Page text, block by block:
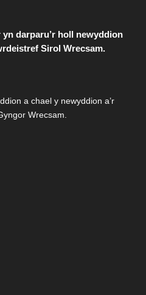
Sirol Wrecsam.
a chael y newyddion a’r
Wrecsam.